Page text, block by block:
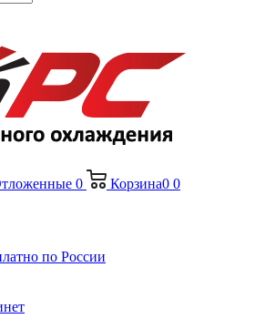
0 Корзина0 0
по России